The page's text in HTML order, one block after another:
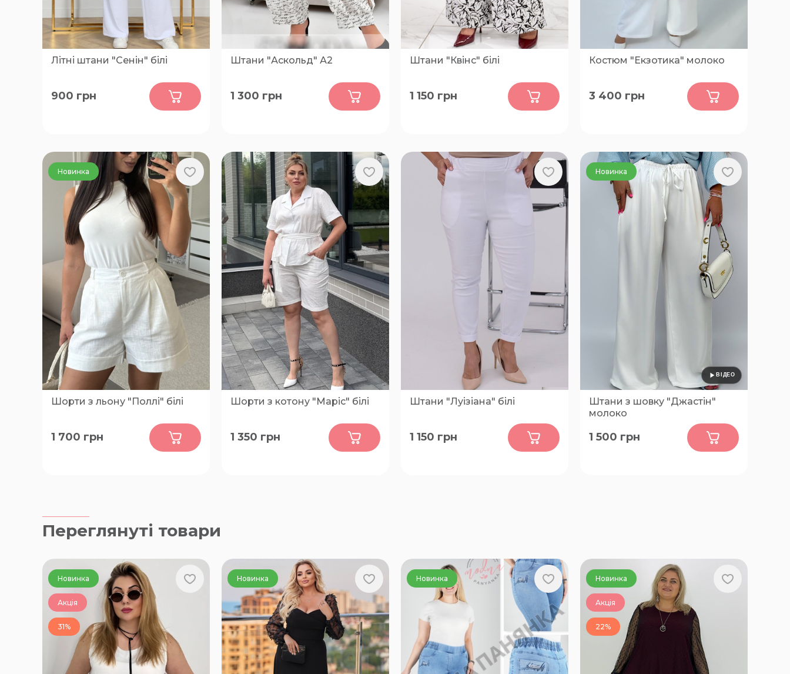
Літні штани "Сенін" білі
48-50, 52-54, 56-58, 60-62, 64-66
900 грн
Штани "Аскольд" А2
1 300 грн
Штани "Квінс" білі
52-54, 56-58, 60-62, 64-66, 68-70
1 150 грн
Костюм "Екзотика" молоко
50-52, 54-56, 58-60, 62-64
3 400 грн
Новинка
Шорти з льону "Поллі" білі
1 700 грн
Шорти з котону "Маріс" білі
58-60, 62-64, 66-68, 50-52, 54-56
1 350 грн
Штани "Луізіана" білі
1 150 грн
Новинка
Штани з шовку "Джастін"
молоко
48-50, 52-54, 56-58, 60-62
1 500 грн
Переглянуті товари
Новинка
Акція
31%
Новинка Новинка Новинка
Акція
22%